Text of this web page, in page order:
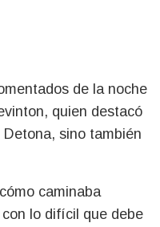
de la noche
, quien destacó
sino también
caminaba
lo difícil que debe